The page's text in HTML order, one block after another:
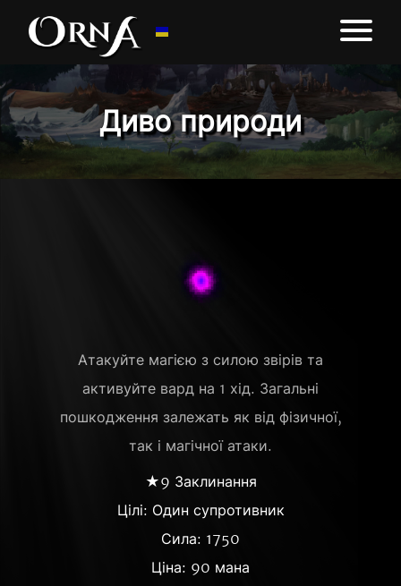
Диво природи
Атакуйте магією з силою звірів та
активуйте вард на 1 хід. Загальні
пошкодження залежать як від фізичної,
так і магічної атаки.
★9 Заклинання
Цілі: Один супротивник
Сила: 1750
Ціна: 90 мана